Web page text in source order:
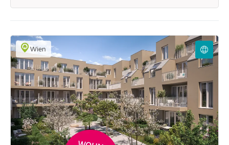
Wien